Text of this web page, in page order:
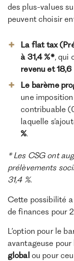
des plus-values
peuvent choisir
La flat tax
à 31,4 %*, qui
revenu et
Le barème
une
contribuable (0
laquelle
%.
* Les CSG ont
prélèvements
31,4 %.
Cette possibilité
de finances pour
L’option pour le
avantageuse pour
global ou pour